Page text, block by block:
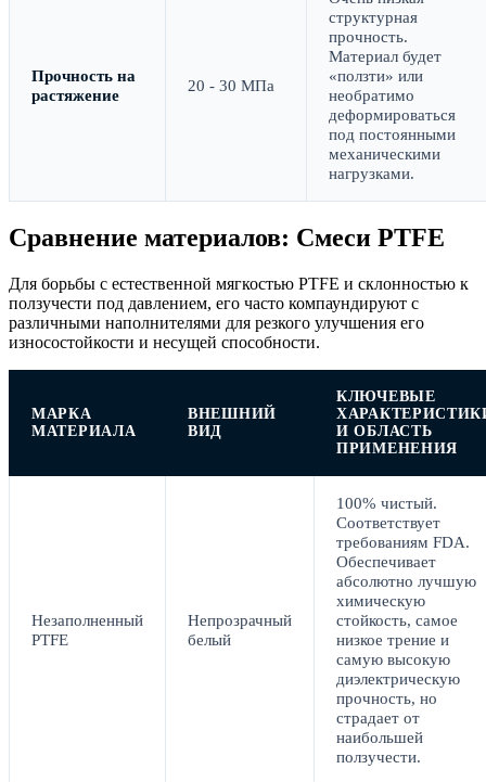
Прочность на
растяжение
20 - 30 МПа
структурная
прочность.
Материал будет
«ползти» или
необратимо
деформироваться
под постоянными
механическими
нагрузками.
Сравнение материалов: Смеси PTFE
Для борьбы с естественной мягкостью PTFE и склонностью к
ползучести под давлением, его часто компаундируют с
различными наполнителями для резкого улучшения его
износостойкости и несущей способности.
МАРКА
МАТЕРИАЛА
ВНЕШНИЙ
ВИД
КЛЮЧЕВЫЕ
И ОБЛАСТЬ
ПРИМЕНЕНИЯ
Незаполненный
PTFE
Непрозрачный
белый
100% чистый.
Соответствует
требованиям FDA.
Обеспечивает
абсолютно лучшую
химическую
стойкость, самое
низкое трение и
самую высокую
диэлектрическую
прочность, но
страдает от
наибольшей
ползучести.